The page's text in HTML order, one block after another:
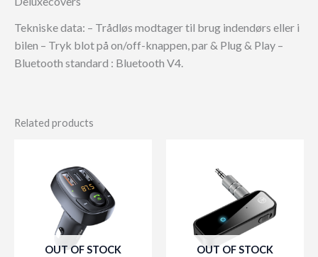
Tekniske data: – Trådløs modtager til brug indendørs eller i
bilen – Tryk blot på on/off-knappen, par & Plug & Play –
Bluetooth standard : Bluetooth V4.
Related products
OUT OF STOCK OUT OF STOCK